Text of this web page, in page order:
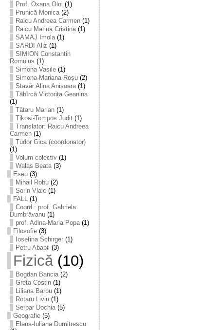
Prof. Oxana Oloi (1)
Prunică Monica(2)
Raicu Andreea Carmen(1)
Raicu Marina Cristina(1)
SAMAJ Imola(1)
SARDI Aliz (1)
SIMION Constantin
Romulus (1)
Simona Vasile(1)
Simona-Mariana Roşu(2)
Stavăr Alina Anișoara(1)
Tăbîrcă Victorița Geanina
(1)
Tătaru Marian(1)
Tikosi-Tompos Judit(1)
Translator: Raicu Andreea
Carmen(1)
Tudor Gica (coordonator)
(1)
Volum colectiv(1)
Walas Beata(3)
Eseu(3)
Mihail Robu(2)
Sorin Vlaic (1)
FALL(1)
Coord.: prof. Gabriela
Dumbrăvanu(1)
prof. Adina-Maria Popa(1)
Filosofie(3)
Iosefina Schirger(1)
Petru Ababii (3)
Fizică(10)
Bogdan Bancia(2)
Greta Costin(1)
Liliana Barbu(1)
Rotaru Liviu(1)
Serpar Dochia(5)
Geografie(5)
Elena-Iuliana Dumitrescu